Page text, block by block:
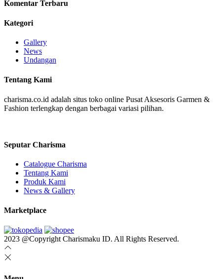
Komentar Terbaru
Kategori
Gallery
News
Undangan
Tentang Kami
charisma.co.id adalah situs toko online Pusat Aksesoris Garmen &
Fashion terlengkap dengan berbagai variasi pilihan.
Seputar Charisma
Catalogue Charisma
Tentang Kami
Produk Kami
News & Gallery
Marketplace
2023 @Copyright Charismaku ID. All Rights Reserved.